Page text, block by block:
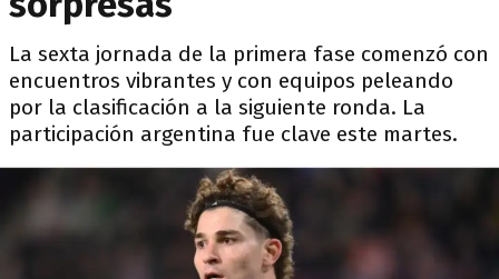
La sexta jornada de la primera fase comenzó con
encuentros vibrantes y con equipos peleando
por la clasificación a la siguiente ronda. La
participación argentina fue clave este martes.